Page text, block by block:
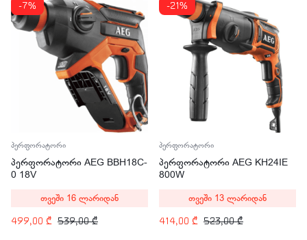
-7%
პერფორატორი
პერფორატორი AEG BBH18C-
0 18V
539,00₾
499,00 ₾
თვეში 16 ლარიდან
-21%
პერფორატორი
პერფორატორი AEG KH24IE
800W
523,00₾
414,00 ₾
თვეში 13 ლარიდან